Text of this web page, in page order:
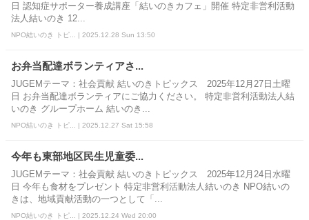
日 認知症サポーター養成講座「結いのきカフェ」開催 特定非営利活動
法人結いのき 12...
NPO結いのき トピ... | 2025.12.28 Sun 13:50
お弁当配達ボランティアさ...
JUGEMテーマ：社会貢献 結いのきトピックス 2025年12月27日土曜
日 お弁当配達ボランティアにご協力ください。 特定非営利活動法人結
いのき グループホーム 結いのき...
NPO結いのき トピ... | 2025.12.27 Sat 15:58
今年も東部地区民生児童委...
JUGEMテーマ：社会貢献 結いのきトピックス 2025年12月24日水曜
日 今年も食材をプレゼント 特定非営利活動法人結いのき NPO結いの
きは、地域貢献活動の一つとして「...
NPO結いのき トピ... | 2025.12.24 Wed 20:00